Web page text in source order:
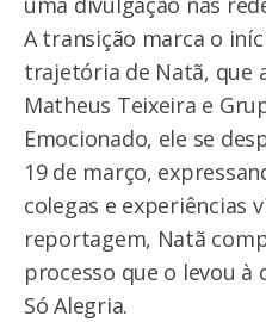
A transição marca o
trajetória de Natã, que
Matheus Teixeira e
Emocionado, ele se
19 de março,
colegas e experiências
reportagem, Natã
processo que o levou à
Só Alegria.